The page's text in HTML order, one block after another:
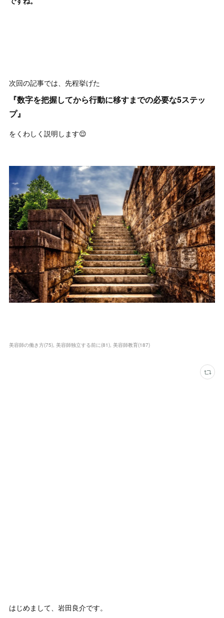
次回の記事では、先程挙げた
『数字を把握してから行動に移すまでの必要な5ステッ
プ』
をくわしく説明します😌
美容師の働き方(75) 美容師独立する前に(81) 美容師教育(187)
はじめまして、岩田良介です。